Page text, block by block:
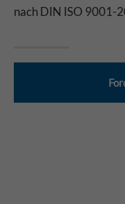
nach DIN ISO 9001-